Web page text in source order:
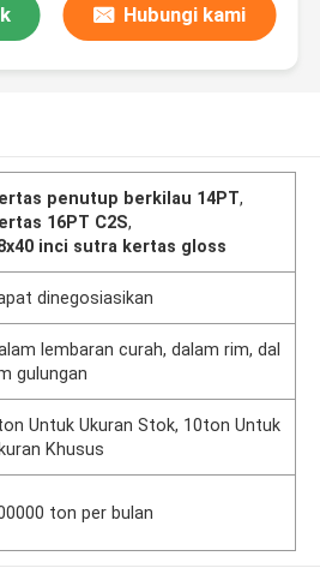
Hubungi kami
penutup berkilau 14PT,
16PT C2S,
inci sutra kertas gloss
dinegosiasikan
lembaran curah, dalam rim, dal
gulungan
Untuk Ukuran Stok, 10ton Untuk
Khusus
ton per bulan